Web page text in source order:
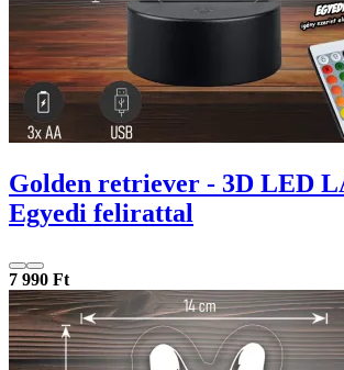
Golden retriever - 3D LED
Egyedi felirattal
7 990 Ft